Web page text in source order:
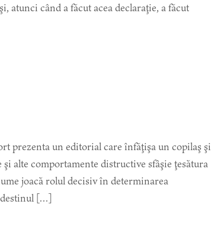
atunci când a făcut acea declaraţie, a făcut
prezenta un editorial care înfăţişa un copilaş şi
alte comportamente distructive sfâşie ţesătura
joacă rolul decisiv în determinarea
destinul […]